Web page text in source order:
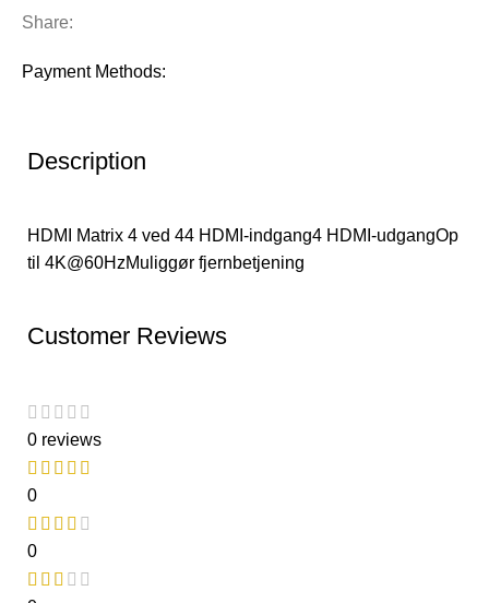
Share:
Payment Methods:
Description
HDMI Matrix 4 ved 44 HDMI-indgang4 HDMI-udgangOp
til 4K@60HzMuliggør fjernbetjening
Customer Reviews
0 reviews
0
0